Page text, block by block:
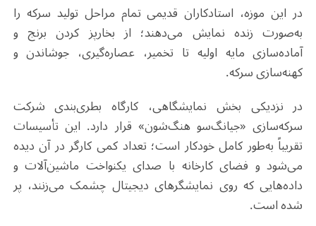
در این موزه، استادکاران قدیمی تمام مراحل تولید سرکه را
به‌صورت زنده نمایش می‌دهند؛ از بخارپز کردن برنج و
آماده‌سازی مایه اولیه تا تخمیر، عصاره‌گیری، جوشاندن و
کهنه‌سازی سرکه.
در نزدیکی بخش نمایشگاهی، کارگاه بطری‌بندی شرکت
سرکه‌سازی «جیانگ‌سو هنگ‌شون» قرار دارد. این تأسیسات
تقریباً به‌طور کامل خودکار است؛ تعداد کمی کارگر در آن دیده
می‌شود و فضای کارخانه با صدای یکنواخت ماشین‌آلات و
داده‌هایی که روی نمایشگرهای دیجیتال چشمک می‌زنند، پر
شده است.